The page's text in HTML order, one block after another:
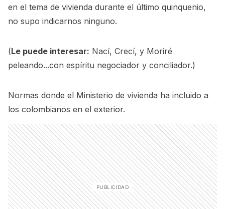
en el tema de vivienda durante el último quinquenio,
no supo indicarnos ninguno.
(Le puede interesar: Nací, Crecí, y Moriré
peleando...con espíritu negociador y conciliador.)
Normas donde el Ministerio de vivienda ha incluido a
los colombianos en el exterior.